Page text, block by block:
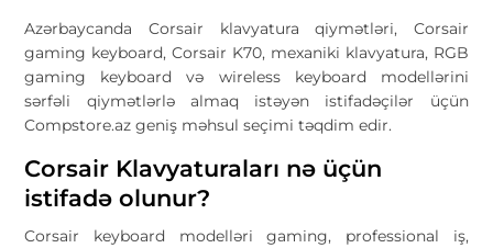
Azərbaycanda Corsair klavyatura qiymətləri, Corsair
gaming keyboard, Corsair K70, mexaniki klavyatura, RGB
gaming keyboard və wireless keyboard modellərini
sərfəli qiymətlərlə almaq istəyən istifadəçilər üçün
Compstore.az geniş məhsul seçimi təqdim edir.
Corsair Klavyaturaları nə üçün
istifadə olunur?
Corsair keyboard modelləri gaming, professional iş,